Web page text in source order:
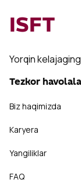
ISFT
Yorqin
Tezkor
Biz haqimizda
Karyera
Yangiliklar
FAQ